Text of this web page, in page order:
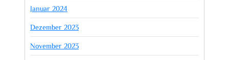
Januar 2024
Dezember 2023
November 2023